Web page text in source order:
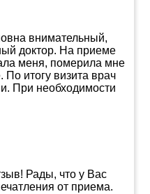
внимательный,
доктор. На приеме
меня, померила мне
итогу визита врач
При необходимости
Рады, что у Вас
от приема.